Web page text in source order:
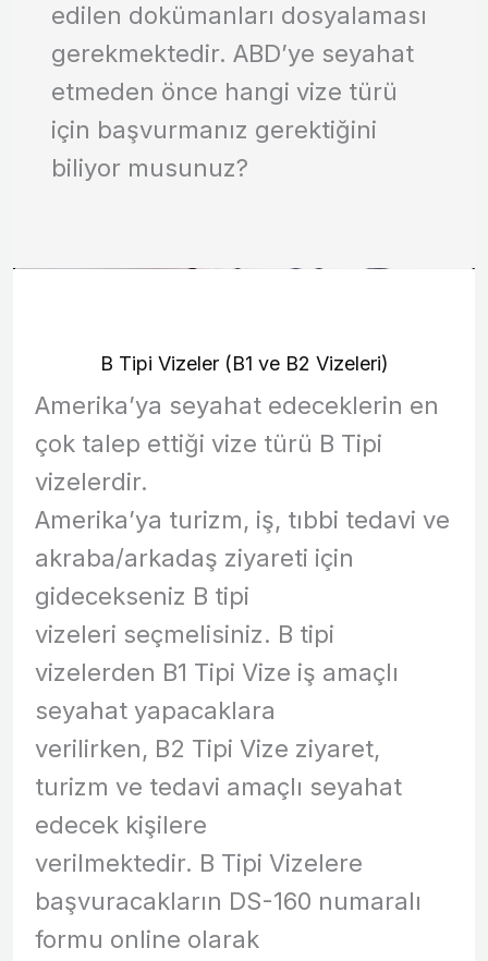
edilen dokümanları dosyalaması
gerekmektedir. ABD’ye seyahat
etmeden önce hangi vize türü
için başvurmanız gerektiğini
biliyor musunuz?
B Tipi Vizeler (B1 ve B2 Vizeleri)
Amerika’ya seyahat edeceklerin en
çok talep ettiği vize türü B Tipi
vizelerdir.
Amerika’ya turizm, iş, tıbbi tedavi ve
akraba/arkadaş ziyareti için
gidecekseniz B tipi
vizeleri seçmelisiniz. B tipi
vizelerden B1 Tipi Vize iş amaçlı
seyahat yapacaklara
verilirken, B2 Tipi Vize ziyaret,
turizm ve tedavi amaçlı seyahat
edecek kişilere
verilmektedir. B Tipi Vizelere
başvuracakların DS-160 numaralı
formu online olarak